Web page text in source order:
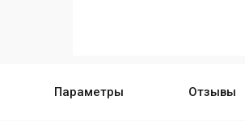
Параметры Отзывы